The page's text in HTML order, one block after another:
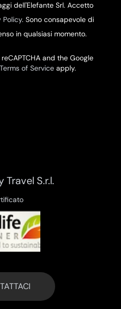
dell'Elefante Srl. Accetto
Policy. Sono consapevole di
in qualsiasi momento.
and the Google
Terms of Serviceapply.
Travel S.r.l.